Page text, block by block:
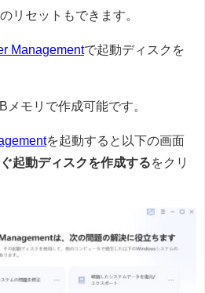
リセットもできます。
Managementで起動ディスクを
モリで作成可能です。
を起動すると以下の画面
起動ディスクを作成するをクリ